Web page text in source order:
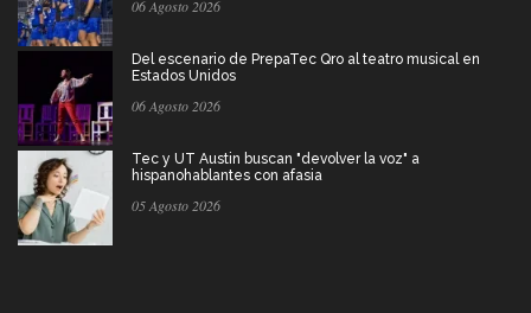
06 Agosto 2026
Del escenario de PrepaTec Qro al teatro musical en
Estados Unidos
06 Agosto 2026
Tec y UT Austin buscan "devolver la voz" a
hispanohablantes con afasia
05 Agosto 2026